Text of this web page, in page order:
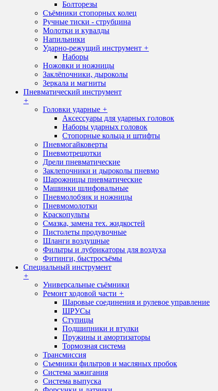
Болторезы
Съёмники стопорных колец
Ручные тиски - струбцина
Молотки и кувалды
Напильники
Ударно-режущий инструмент +
Наборы
Ножовки и ножницы
Заклёпочники, дыроколы
Зеркала и магниты
Пневматический инструмент
+
Головки ударные +
Аксессуары для ударных головок
Наборы ударных головок
Стопорные кольца и штифты
Пневмогайковерты
Пневмотрещотки
Дрели пневматические
Заклепочники и дыроколы пневмо
Шарожницы пневматические
Машинки шлифовальные
Пневмолобзик и ножницы
Пневмомолотки
Краскопульты
Смазка, замена тех. жидкостей
Пистолеты продувочные
Шланги воздушные
Фильтры и лубрикаторы для воздуха
Фитинги, быстросъёмы
Специальный инструмент
+
Универсальные съёмники
Ремонт ходовой части +
Шаровые соединения и рулевое управление
ШРУСы
Ступицы
Подшипники и втулки
Пружины и амортизаторы
Тормозная система
Трансмиссия
Съемники фильтров и масляных пробок
Система зажигания
Система выпуска